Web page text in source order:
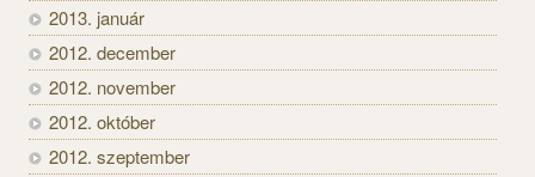
2013. január
2012. december
2012. november
2012. október
2012. szeptember